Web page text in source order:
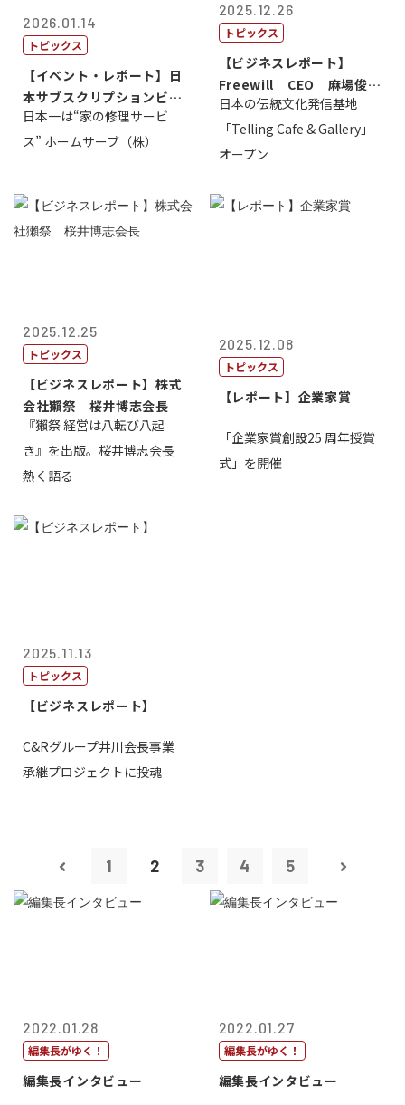
2026.01.14
トピックス
【イベント・レポート】日
本サブスクリプションビジ
ネス大賞20...
日本一は“家の修理サービ
ス” ホームサーブ（株）
2025.12.26
トピックス
【ビジネスレポート】
Freewill CEO 麻場俊行
氏
日本の伝統文化発信基地
「Telling Cafe & Gallery」
オープン
2025.12.25
トピックス
【ビジネスレポート】株式
会社獺祭 桜井博志会長
『獺祭 経営は八転び八起
き』を出版。桜井博志会長
熱く語る
2025.12.08
トピックス
【レポート】企業家賞
「企業家賞創設25 周年授賞
式」を開催
2025.11.13
トピックス
【ビジネスレポート】
C&Rグループ井川会長事業
承継プロジェクトに投魂
1 2 3 4 5
2022.01.28
編集長がゆく！
編集長インタビュー
2022.01.27
編集長がゆく！
編集長インタビュー